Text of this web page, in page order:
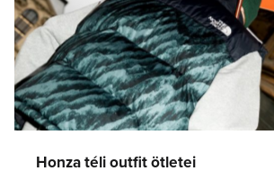
Honza téli outfit ötletei